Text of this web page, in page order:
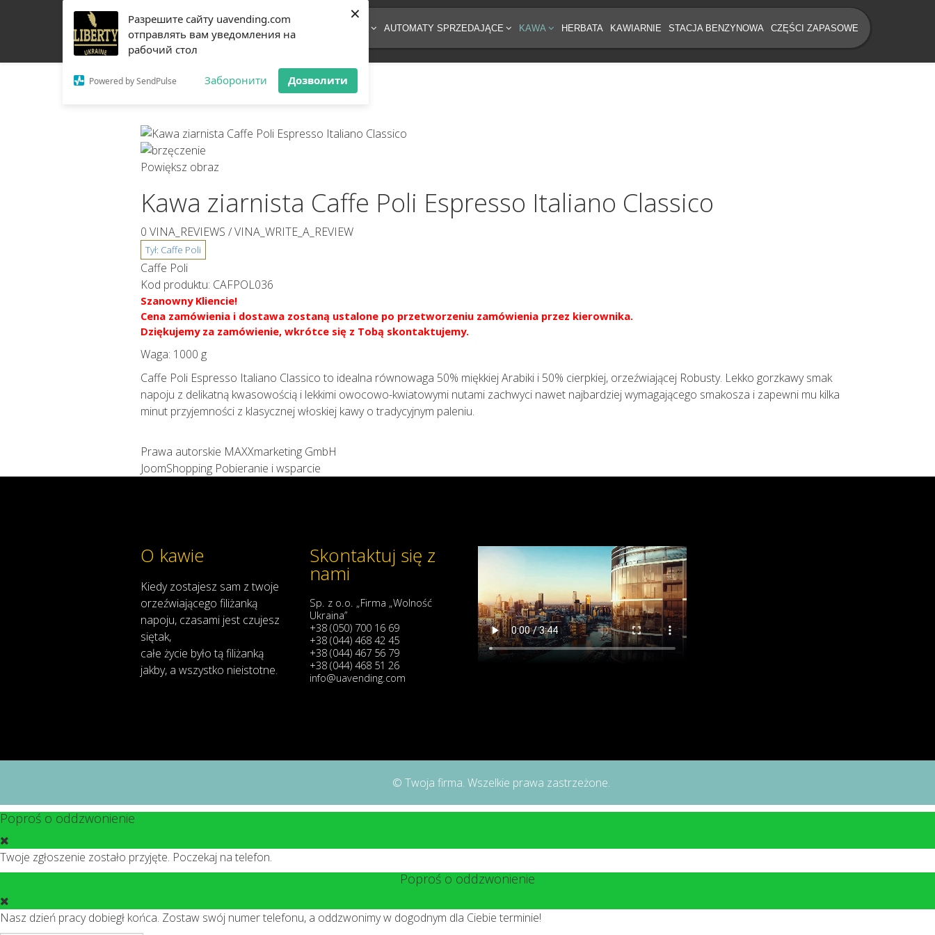
Разрешите сайту uavending.com
отправлять вам уведомления на
рабочий стол
Powered by SendPulse Заборонити Дозволити
×
JETINNO FILTROWANIE RRO AUTOMATY SPRZEDAJĄCE KAWA HERBATA KAWIARNIE STACJA BENZYNOWA CZĘŚCI ZAPASOWE
Powiększ obraz
Kawa ziarnista Caffe Poli Espresso Italiano Classico
0 VINA_REVIEWS /VINA_WRITE_A_REVIEW
Caffe Poli
Kod produktu: CAFPOL036
Szanowny Kliencie!
Cena zamówienia i dostawa zostaną ustalone po przetworzeniu zamówienia przez kierownika.
Dziękujemy za zamówienie, wkrótce się z Tobą skontaktujemy.
Waga: 1000 g
Caffe Poli Espresso Italiano Classico to idealna równowaga 50% miękkiej Arabiki i 50% cierpkiej, orzeźwiającej Robusty. Lekko gorzkawy smak
napoju z delikatną kwasowością i lekkimi owocowo-kwiatowymi nutami zachwyci nawet najbardziej wymagającego smakosza i zapewni mu kilka
minut przyjemności z klasycznej włoskiej kawy o tradycyjnym paleniu.
Prawa autorskie MAXXmarketing GmbH
JoomShopping Pobieranie i wsparcie
O kawie
Kiedy zostajesz sam z twoje
orzeźwiającego filiżanką
napoju, czasami jest czujesz
siętak,
całe życie było tąfiliżanką
jakby, a wszystko nieistotne.
Skontaktuj się z
nami
Sp. z o.o. „Firma „Wolność
Ukraina”
+38 (050) 700 16 69
+38 (044) 468 42 45
+38 (044) 467 56 79
+38 (044) 468 51 26
info@uavending.com
© Twoja firma. Wszelkie prawa zastrzeżone.
Poproś o oddzwonienie
Twoje zgłoszenie zostało przyjęte. Poczekaj na telefon.
Poproś o oddzwonienie
Nasz dzień pracy dobiegł końca. Zostaw swój numer telefonu, a oddzwonimy w dogodnym dla Ciebie terminie!